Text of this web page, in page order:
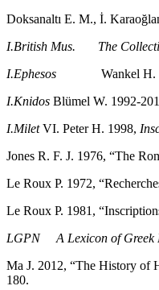
Doksanaltı E. M., İ.
I.British Mus.
The
I.Ephesos Wankel H. &
I.Knidos Blümel W. 1992-
I.MiletVI. Peter H. 1998,
Jones R. F. J. 1976, “The
Le Roux P. 1972,
Le Roux P. 1981,
LGPN
A Lexicon of Greek
Ma J. 2012, “The History of
180.